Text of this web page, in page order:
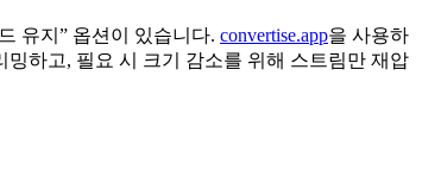
유지” 옵션이 있습니다. convertise.app을 사용하
하고, 필요 시 크기 감소를 위해 스트림만 재압